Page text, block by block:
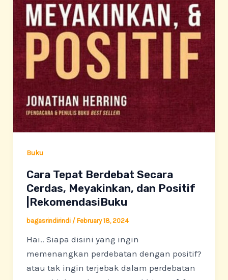
Buku
Cara Tepat Berdebat Secara
Cerdas, Meyakinkan, dan Positif
|RekomendasiBuku
bagasrindirindi / February 18, 2024
Hai.. Siapa disini yang ingin
memenangkan perdebatan dengan positif?
atau tak ingin terjebak dalam perdebatan